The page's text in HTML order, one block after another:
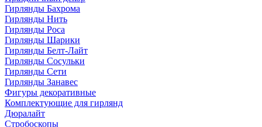
Гирлянды Бахрома
Гирлянды Нить
Гирлянды Роса
Гирлянды Шарики
Гирлянды Белт-Лайт
Гирлянды Сосульки
Гирлянды Сети
Гирлянды Занавес
Фигуры декоративные
Комплектующие для гирлянд
Дюралайт
Стробоскопы